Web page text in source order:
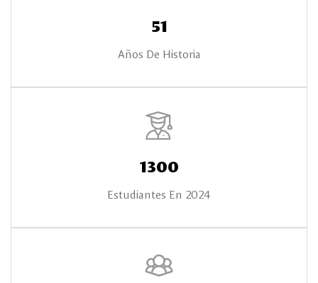
51
Años De Historia
1300
Estudiantes En 2024